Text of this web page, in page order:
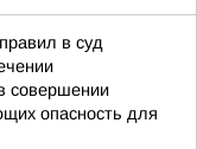
в суд
совершении
опасность для